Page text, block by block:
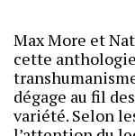
Max More et
cette
dégage au fil
variété. Selon